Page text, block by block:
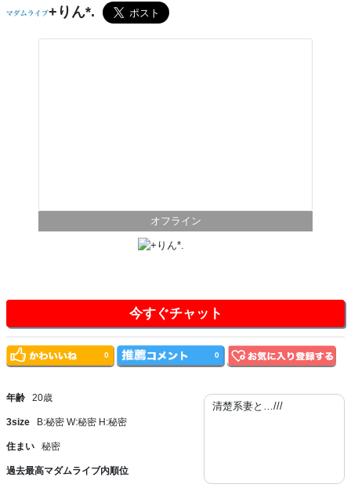
+りん*.
オフライン
今すぐチャット
年齢 20歳
3size B:秘密 W:秘密 H:秘密
住まい 秘密
過去最高マダムライブ内順位
清楚系妻と…///
0 0